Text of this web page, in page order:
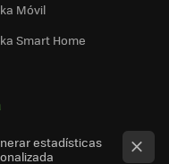
Móvil
Smart Home
estadísticas